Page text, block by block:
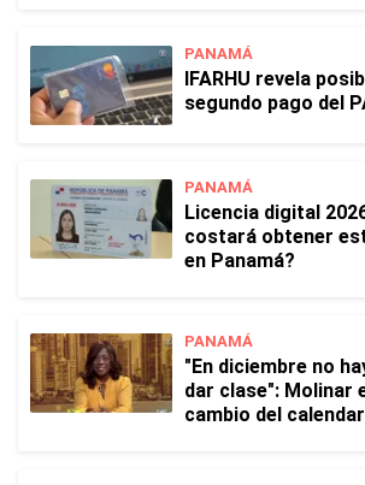
PANAMÁ
IFARHU revela
segundo pago del
PANAMÁ
Licencia digital
costará obtener
en Panamá?
PANAMÁ
"En diciembre no
dar clase": Molinar
cambio del